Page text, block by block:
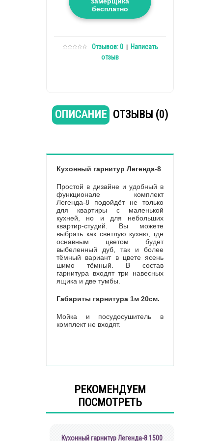
бесплатно
Отзывов: 0| Написать
отзыв
ОПИСАНИЕ ОТЗЫВЫ (0)
Кухонный гарнитур Легенда-8
Простой в дизайне и удобный в
функционале комплект
Легенда-8 подойдёт не только
для квартиры с маленькой
кухней, но и для небольших
квартир-студий. Вы можете
выбрать как светлую кухню, где
оснавным цветом будет
выбеленный дуб, так и более
тёмный вариант в цвете ясень
шимо тёмный. В состав
гарнитура входят три навесных
ящика и две тумбы.
Габариты гарнитура 1м 20см.
Мойка и посудосушитель в
комплект не входят.
РЕКОМЕНДУЕМ
ПОСМОТРЕТЬ
Кухонный гарнитур Легенда-8 1500